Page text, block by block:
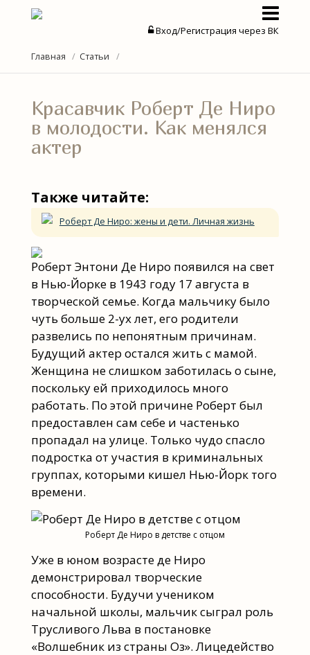
Вход/Регистрация через ВК
Актеры
Новости
Статьи
Главная Статьи
Красавчик Роберт Де Ниро
в молодости. Как менялся
актер
Также читайте:
Роберт Де Ниро: жены и дети. Личная жизнь
Роберт Энтони Де Ниро появился на свет
в Нью-Йорке в 1943 году 17 августа в
творческой семье. Когда мальчику было
чуть больше 2-ух лет, его родители
развелись по непонятным причинам.
Будущий актер остался жить с мамой.
Женщина не слишком заботилась о сыне,
поскольку ей приходилось много
работать. По этой причине Роберт был
предоставлен сам себе и частенько
пропадал на улице. Только чудо спасло
подростка от участия в криминальных
группах, которыми кишел Нью-Йорк того
времени.
Роберт Де Ниро в детстве с отцом
Уже в юном возрасте де Ниро
демонстрировал творческие
способности. Будучи учеником
начальной школы, мальчик сыграл роль
Трусливого Льва в постановке
«Волшебник из страны Оз». Лицедейство